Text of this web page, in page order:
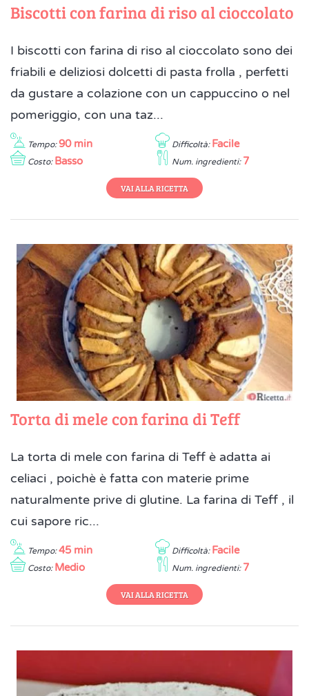
Biscotti con farina di riso al cioccolato
I biscotti con farina di riso al cioccolato sono dei
friabili e deliziosi dolcetti di pasta frolla , perfetti
da gustare a colazione con un cappuccino o nel
pomeriggio, con una taz...
Tempo: 90 min Difficoltà: Facile
Costo: Basso Num. ingredienti: 7
VAI ALLA RICETTA
Torta di mele con farina di Teff
La torta di mele con farina di Teff è adatta ai
celiaci , poichè è fatta con materie prime
naturalmente prive di glutine. La farina di Teff , il
cui sapore ric...
Tempo: 45 min Difficoltà: Facile
Costo: Medio Num. ingredienti: 7
VAI ALLA RICETTA